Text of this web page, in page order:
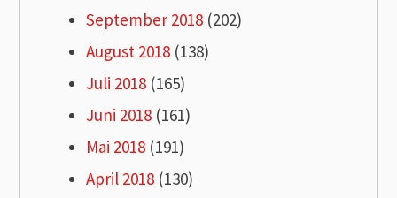
September 2018 (202)
August 2018 (138)
Juli 2018 (165)
Juni 2018 (161)
Mai 2018 (191)
April 2018 (130)